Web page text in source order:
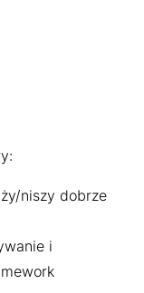
niszy dobrze
i